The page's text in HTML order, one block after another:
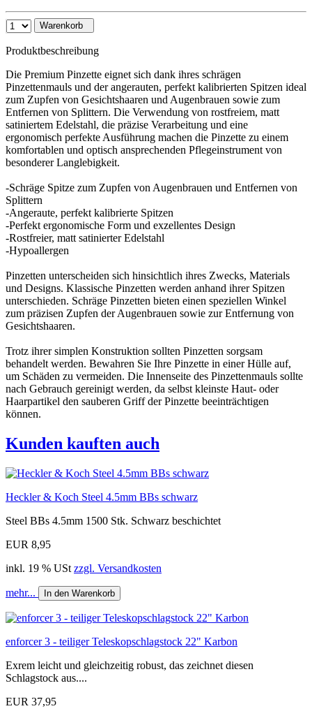
Warenkorb
Produktbeschreibung
Die Premium Pinzette eignet sich dank ihres schrägen
Pinzettenmauls und der angerauten, perfekt kalibrierten Spitzen ideal
zum Zupfen von Gesichtshaaren und Augenbrauen sowie zum
Entfernen von Splittern. Die Verwendung von rostfreiem, matt
satiniertem Edelstahl, die präzise Verarbeitung und eine
ergonomisch perfekte Ausführung machen die Pinzette zu einem
komfortablen und optisch ansprechenden Pflegeinstrument von
besonderer Langlebigkeit.
-Schräge Spitze zum Zupfen von Augenbrauen und Entfernen von
Splittern
-Angeraute, perfekt kalibrierte Spitzen
-Perfekt ergonomische Form und exzellentes Design
-Rostfreier, matt satinierter Edelstahl
-Hypoallergen
Pinzetten unterscheiden sich hinsichtlich ihres Zwecks, Materials
und Designs. Klassische Pinzetten werden anhand ihrer Spitzen
unterschieden. Schräge Pinzetten bieten einen speziellen Winkel
zum präzisen Zupfen der Augenbrauen sowie zur Entfernung von
Gesichtshaaren.
Trotz ihrer simplen Konstruktion sollten Pinzetten sorgsam
behandelt werden. Bewahren Sie Ihre Pinzette in einer Hülle auf,
um Schäden zu vermeiden. Die Innenseite des Pinzettenmauls sollte
nach Gebrauch gereinigt werden, da selbst kleinste Haut- oder
Haarpartikel den sauberen Griff der Pinzette beeinträchtigen
können.
Kunden kauften auch
Heckler & Koch Steel 4.5mm BBs schwarz
Steel BBs 4.5mm 1500 Stk. Schwarz beschichtet
EUR 8,95
inkl. 19 % USt zzgl. Versandkosten
mehr... In den Warenkorb
enforcer 3 - teiliger Teleskopschlagstock 22" Karbon
Exrem leicht und gleichzeitig robust, das zeichnet diesen
Schlagstock aus....
EUR 37,95